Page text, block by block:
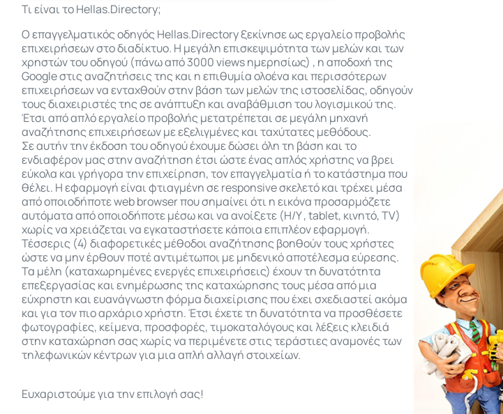
Τι είναι το Hellas.Directory;
Ο επαγγελματικός οδηγός Hellas.Directory ξεκίνησε ως εργαλείο προβολής
επιχειρήσεων στο διαδίκτυο. Η μεγάλη επισκεψιμότητα των μελών και των
χρηστών του οδηγού (πάνω από 3000 views ημερησίως) , η αποδοχή της
Google στις αναζητήσεις της και η επιθυμία ολοένα και περισσότερων
επιχειρήσεων να ενταχθούν στην βάση των μελών της ιστοσελίδας, οδηγούν
τους διαχειριστές της σε ανάπτυξη και αναβάθμιση του λογισμικού της.
Έτσι από απλό εργαλείο προβολής μετατρέπεται σε μεγάλη μηχανή
αναζήτησης επιχειρήσεων με εξελιγμένες και ταχύτατες μεθόδους.
Σε αυτήν την έκδοση του οδηγού έχουμε δώσει όλη τη βάση και το
ενδιαφέρον μας στην αναζήτηση έτσι ώστε ένας απλός χρήστης να βρει
εύκολα και γρήγορα την επιχείρηση, τον επαγγελματία ή το κατάστημα που
θέλει. Η εφαρμογή είναι φτιαγμένη σε responsive σκελετό και τρέχει μέσα
από οποιοδήποτε web browser που σημαίνει ότι η εικόνα προσαρμόζετε
αυτόματα από οποιοδήποτε μέσω και να ανοίξετε (Η/Υ , tablet, κινητό, TV)
χωρίς να χρειάζεται να εγκαταστήσετε κάποια επιπλέον εφαρμογή.
Τέσσερις (4) διαφορετικές μέθοδοι αναζήτησης βοηθούν τους χρήστες
ώστε να μην έρθουν ποτέ αντιμέτωποι με μηδενικό αποτέλεσμα εύρεσης.
Τα μέλη (καταχωρημένες ενεργές επιχειρήσεις) έχουν τη δυνατότητα
επεξεργασίας και ενημέρωσης της καταχώρησης τους μέσα από μια
εύχρηστη και ευανάγνωστη φόρμα διαχείρισης που έχει σχεδιαστεί ακόμα
και για τον πιο αρχάριο χρήστη. Έτσι έχετε τη δυνατότητα να προσθέσετε
φωτογραφίες, κείμενα, προσφορές, τιμοκαταλόγους και λέξεις κλειδιά
στην καταχώρηση σας χωρίς να περιμένετε στις τεράστιες αναμονές των
τηλεφωνικών κέντρων για μια απλή αλλαγή στοιχείων.
Ευχαριστούμε για την επιλογή σας!